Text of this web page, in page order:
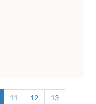
11 12 13